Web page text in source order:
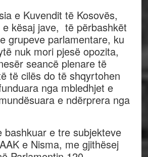
e Kuvendit të Kosovës,
e kësaj jave, të përbashkët
grupeve parlamentare, ku
nuk mori pjesë opozita,
seancë plenare të
të cilës do të shqyrtohen
nga mbledhjet e
e ndërprera nga
bashkuar e tre subjekteve
e Nisma, me gjithësej